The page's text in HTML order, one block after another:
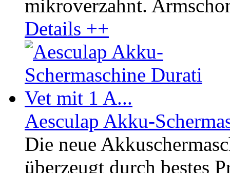
mikroverzahnt.
Details ++
Aesculap Akku-
Die neue
überzeugt durch bestes